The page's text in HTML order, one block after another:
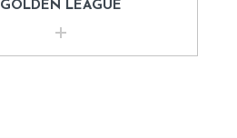
GOLDEN LEAGUE